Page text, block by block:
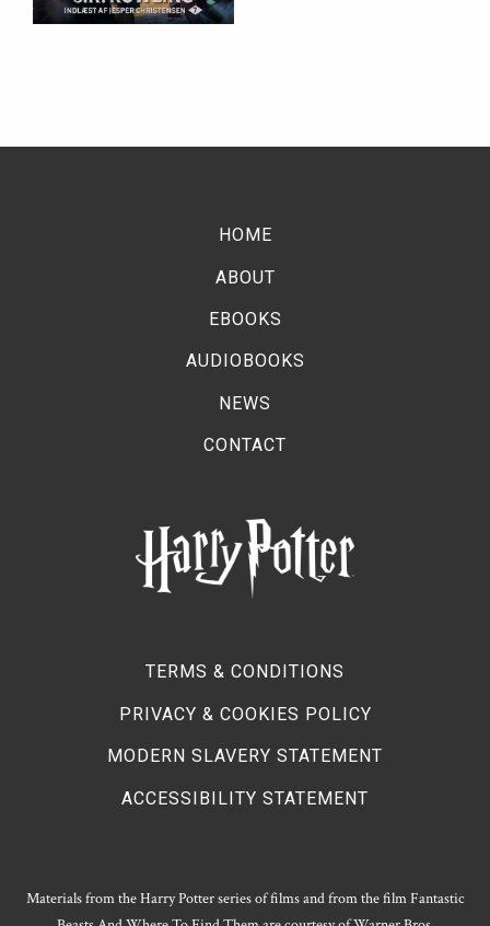
HOME
ABOUT
EBOOKS
AUDIOBOOKS
NEWS
CONTACT
TERMS & CONDITIONS
PRIVACY & COOKIES POLICY
MODERN SLAVERY STATEMENT
ACCESSIBILITY STATEMENT
Materials from the Harry Potter series of films and from the film Fantastic